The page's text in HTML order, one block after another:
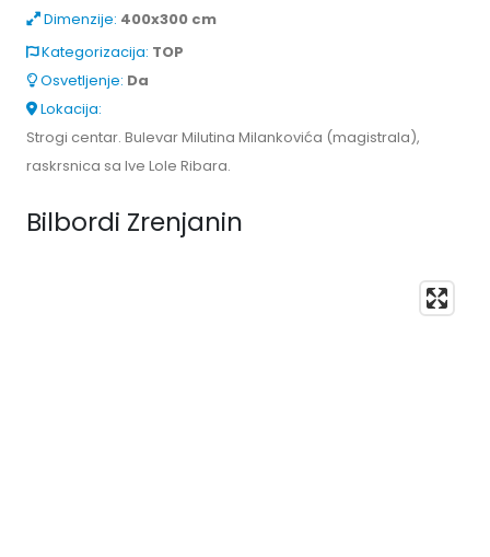
Dimenzije: 400x300 cm
Kategorizacija: TOP
Osvetljenje: Da
Lokacija:
Strogi centar. Bulevar Milutina Milankovića (magistrala),
raskrsnica sa Ive Lole Ribara.
Bilbordi Zrenjanin